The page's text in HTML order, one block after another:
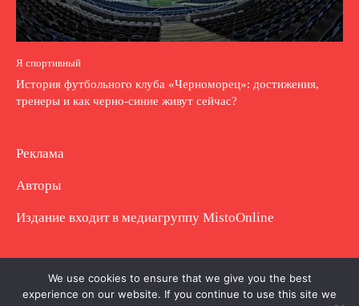
Я спортивный
История футбольного клуба «Черноморец»: достижения,
тренеры и как черно-синие живут сейчас?
Реклама
Авторы
Издание входит в медиагруппу MistoOnline
Copyright © Полное использование материала
запрещено. Частично разрешено с гиперссылкой.
We use cookies to ensure that we give you the best
experience on our website. If you continue to use this site we